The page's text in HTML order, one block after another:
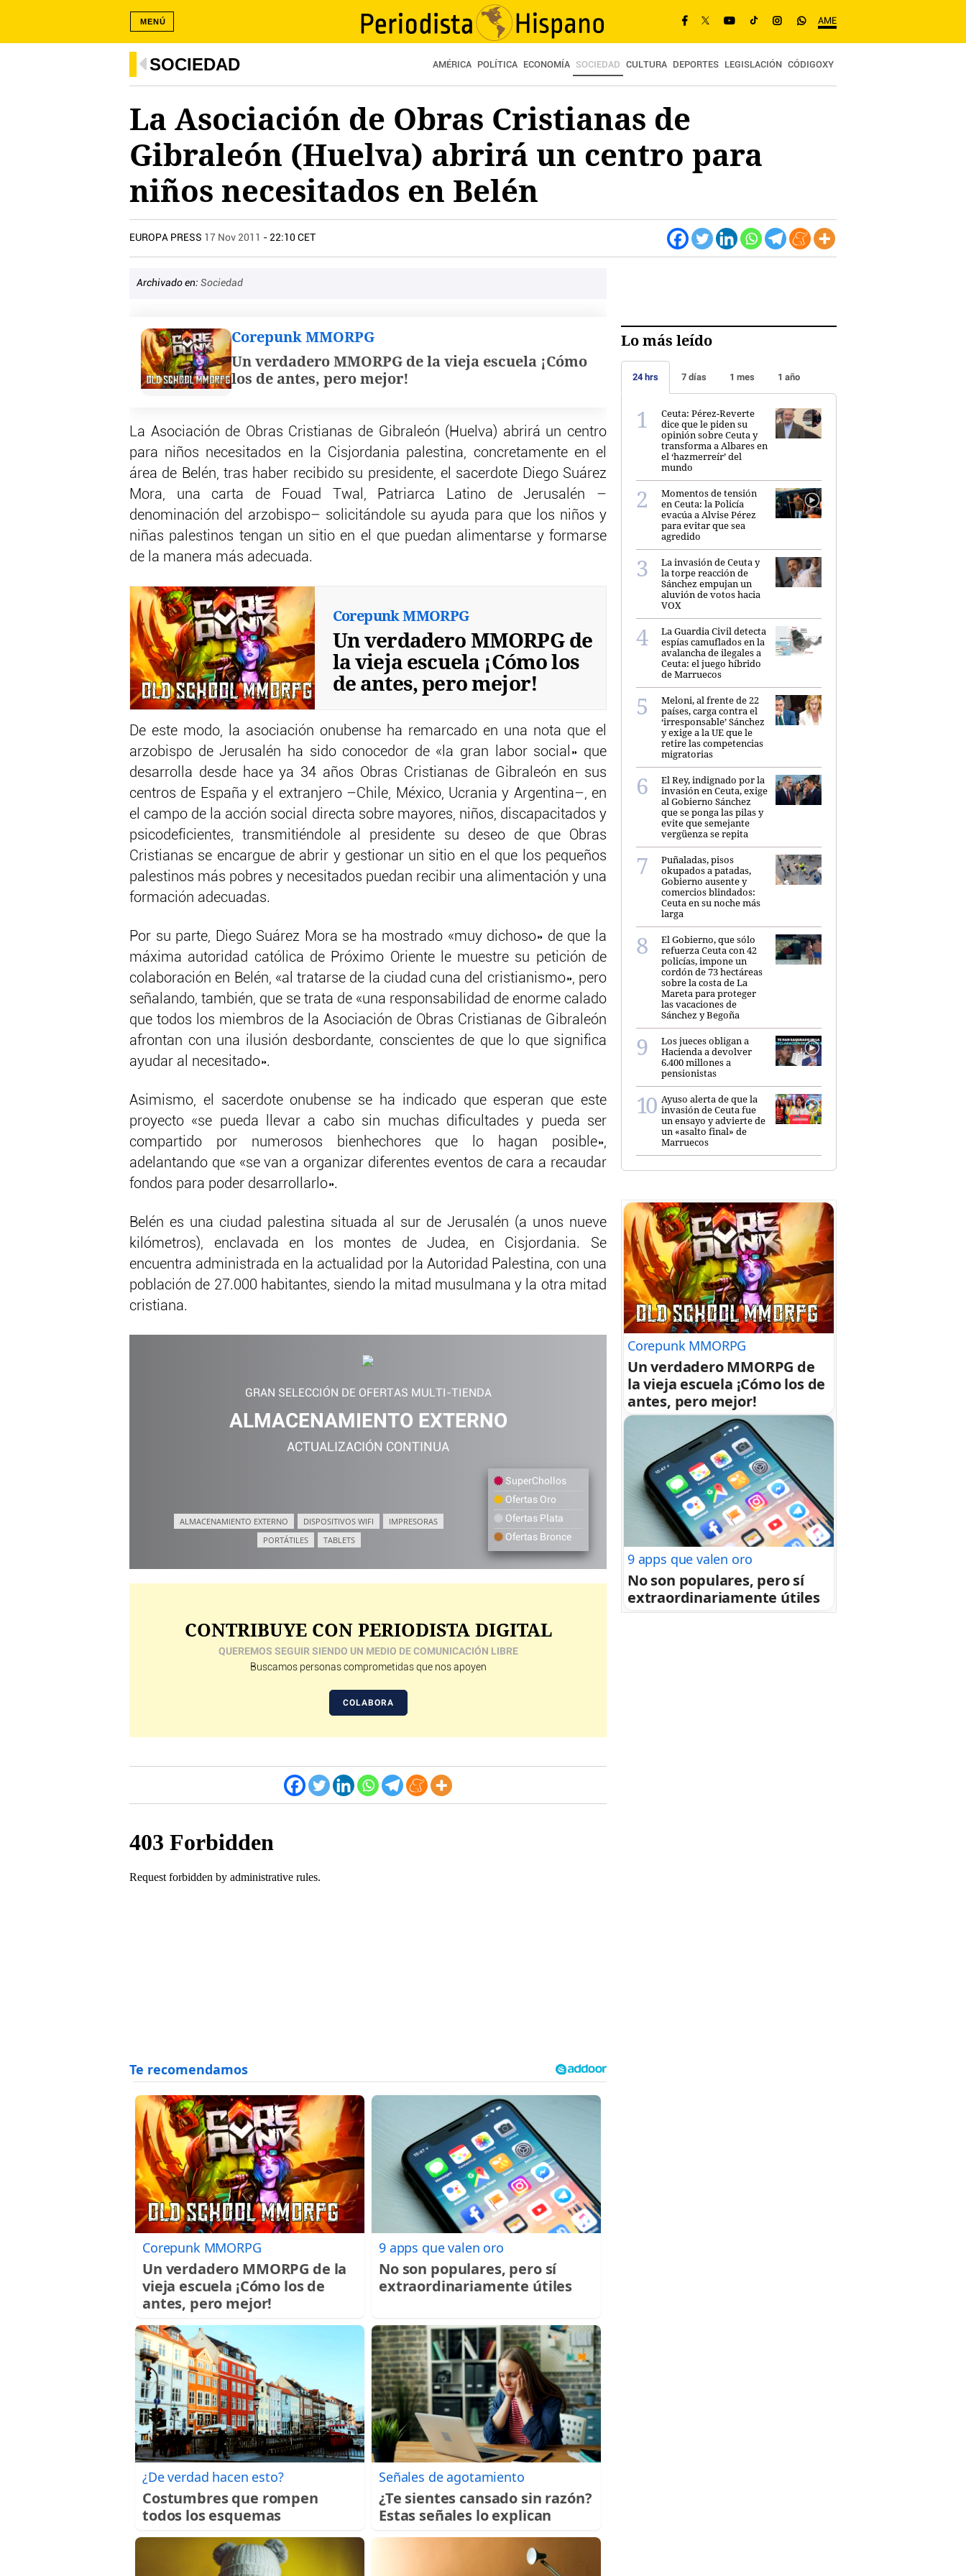
AME
MENÚ
SOCIEDAD AMÉRICA POLÍTICA ECONOMÍA SOCIEDAD CULTURA DEPORTES LEGISLACIÓN CÓDIGOXY
La Asociación de Obras Cristianas de
Gibraleón (Huelva) abrirá un centro para
niños necesitados en Belén
EUROPA PRESS 17 Nov 2011 - 22:10 CET
Archivado en: Sociedad
Corepunk MMORPG
Un verdadero MMORPG de la vieja escuela ¡Cómo
los de antes, pero mejor!
La Asociación de Obras Cristianas de Gibraleón (Huelva) abrirá un centro
para niños necesitados en la Cisjordania palestina, concretamente en el
área de Belén, tras haber recibido su presidente, el sacerdote Diego Suárez
Mora, una carta de Fouad Twal, Patriarca Latino de Jerusalén –
denominación del arzobispo– solicitándole su ayuda para que los niños y
niñas palestinos tengan un sitio en el que puedan alimentarse y formarse
de la manera más adecuada.
Corepunk MMORPG
Un verdadero MMORPG de
la vieja escuela ¡Cómo los
de antes, pero mejor!
De este modo, la asociación onubense ha remarcado en una nota que el
arzobispo de Jerusalén ha sido conocedor de «la gran labor social» que
desarrolla desde hace ya 34 años Obras Cristianas de Gibraleón en sus
centros de España y el extranjero –Chile, México, Ucrania y Argentina–, en
el campo de la acción social directa sobre mayores, niños, discapacitados y
psicodeficientes, transmitiéndole al presidente su deseo de que Obras
Cristianas se encargue de abrir y gestionar un sitio en el que los pequeños
palestinos más pobres y necesitados puedan recibir una alimentación y una
formación adecuadas.
Por su parte, Diego Suárez Mora se ha mostrado «muy dichoso» de que la
máxima autoridad católica de Próximo Oriente le muestre su petición de
colaboración en Belén, «al tratarse de la ciudad cuna del cristianismo», pero
señalando, también, que se trata de «una responsabilidad de enorme calado
que todos los miembros de la Asociación de Obras Cristianas de Gibraleón
afrontan con una ilusión desbordante, conscientes de que lo que significa
ayudar al necesitado».
Asimismo, el sacerdote onubense se ha indicado que esperan que este
proyecto «se pueda llevar a cabo sin muchas dificultades y pueda ser
compartido por numerosos bienhechores que lo hagan posible»,
adelantando que «se van a organizar diferentes eventos de cara a recaudar
fondos para poder desarrollarlo».
Belén es una ciudad palestina situada al sur de Jerusalén (a unos nueve
kilómetros), enclavada en los montes de Judea, en Cisjordania. Se
encuentra administrada en la actualidad por la Autoridad Palestina, con una
población de 27.000 habitantes, siendo la mitad musulmana y la otra mitad
cristiana.
GRAN SELECCIÓN DE OFERTAS MULTI-TIENDA
ALMACENAMIENTO EXTERNO
ACTUALIZACIÓN CONTINUA
ALMACENAMIENTO EXTERNO DISPOSITIVOS WIFI
IMPRESORAS
PORTÁTILES
TABLETS
SuperChollos
Ofertas Oro
Ofertas Plata
Ofertas Bronce
CONTRIBUYE CON PERIODISTA DIGITAL
QUEREMOS SEGUIR SIENDO UN MEDIO DE COMUNICACIÓN LIBRE
Buscamos personas comprometidas que nos apoyen
COLABORA
Corepunk MMORPG
Un verdadero MMORPG de la
vieja escuela ¡Cómo los de
antes, pero mejor!
9 apps que valen oro
No son populares, pero sí
extraordinariamente útiles
¿De verdad hacen esto?
Costumbres que rompen
todos los esquemas
Señales de agotamiento
¿Te sientes cansado sin razón?
Estas señales lo explican
Lo más leído
24 hrs 7 días 1 mes 1 año
Ceuta: Pérez-Reverte
dice que le piden su
opinión sobre Ceuta y
transforma a Albares en
el ‘hazmerreír’ del
mundo
Momentos de tensión
en Ceuta: la Policía
evacúa a Alvise Pérez
para evitar que sea
agredido
La invasión de Ceuta y
la torpe reacción de
Sánchez empujan un
aluvión de votos hacia
VOX
La Guardia Civil detecta
espías camuflados en la
avalancha de ilegales a
Ceuta: el juego híbrido
de Marruecos
Meloni, al frente de 22
países, carga contra el
‘irresponsable’ Sánchez
y exige a la UE que le
retire las competencias
migratorias
El Rey, indignado por la
invasión en Ceuta, exige
al Gobierno Sánchez
que se ponga las pilas y
evite que semejante
vergüenza se repita
Puñaladas, pisos
okupados a patadas,
Gobierno ausente y
comercios blindados:
Ceuta en su noche más
larga
El Gobierno, que sólo
refuerza Ceuta con 42
policías, impone un
cordón de 73 hectáreas
sobre la costa de La
Mareta para proteger
las vacaciones de
Sánchez y Begoña
Los jueces obligan a
Hacienda a devolver
6.400 millones a
pensionistas
Ayuso alerta de que la
invasión de Ceuta fue
un ensayo y advierte de
un «asalto final» de
Marruecos
Corepunk MMORPG
Un verdadero MMORPG de
la vieja escuela ¡Cómo los de
antes, pero mejor!
9 apps que valen oro
No son populares, pero sí
extraordinariamente útiles